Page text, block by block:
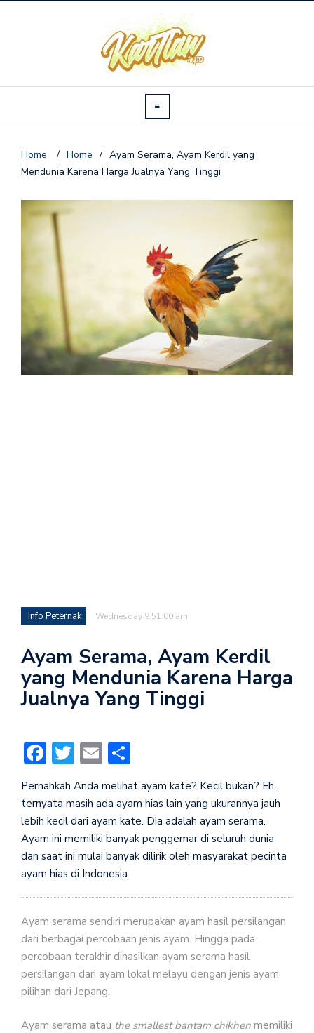
Home / Home / Ayam Serama, Ayam Kerdil yang
Mendunia Karena Harga Jualnya Yang Tinggi
Info Peternak Wednesday 9:51:00 am
Ayam Serama, Ayam Kerdil
yang Mendunia Karena Harga
Jualnya Yang Tinggi
Facebook
Twitter
Email
Pernahkah Anda melihat ayam kate? Kecil bukan? Eh,
ternyata masih ada ayam hias lain yang ukurannya jauh
lebih kecil dari ayam kate. Dia adalah ayam serama.
Ayam ini memiliki banyak penggemar di seluruh dunia
dan saat ini mulai banyak dilirik oleh masyarakat pecinta
ayam hias di Indonesia.
Ayam serama sendiri merupakan ayam hasil persilangan
dari berbagai percobaan jenis ayam. Hingga pada
percobaan terakhir dihasilkan ayam serama hasil
persilangan dari ayam lokal melayu dengan jenis ayam
pilihan dari Jepang.
Ayam serama atau the smallest bantam chikhen memiliki